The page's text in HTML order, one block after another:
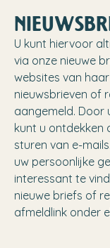
U kunt hiervoor
via onze nieuwe
websites van
nieuwsbrieven of
aangemeld. Door
kunt u ontdekken
sturen van e-
uw persoonlijke
interessant te
nieuwe briefs of
afmeldlink onder